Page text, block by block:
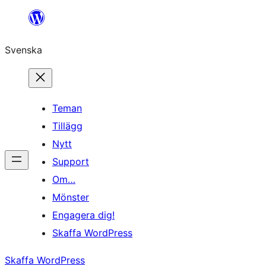
Hoppa
innehåll
Svenska
Teman
Tillägg
Nytt
Support
Om…
Mönster
Engagera dig!
Skaffa WordPress
Skaffa WordPress